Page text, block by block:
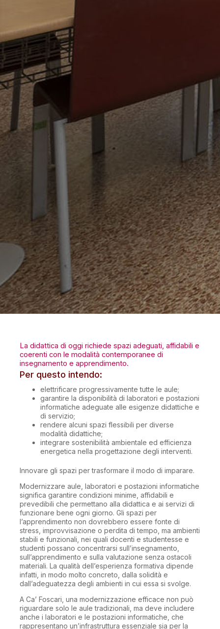
La didattica di oggi richiede spazi adeguati, affidabili e
coerenti con le modalità contemporanee di
insegnamento e apprendimento.
Per questo intendo:
elettrificare progressivamente tutte le aule;
garantire la disponibilità di laboratori e postazioni
informatiche adeguate alle esigenze didattiche e
di servizio;
rendere alcuni spazi flessibili per diverse
modalità didattiche;
integrare sostenibilità ambientale ed efficienza
energetica nella progettazione degli interventi.
Innovare gli spazi per trasformare il modo di imparare.
Modernizzare aule, laboratori e postazioni informatiche
significa garantire condizioni minime, affidabili e
prevedibili che permettano alla didattica e ai servizi di
funzionare bene ogni giorno. Gli spazi per
l’apprendimento non dovrebbero essere fonte di
stress, improvvisazione o perdita di tempo, ma ambienti
stabili e funzionali, nei quali docenti e studentesse e
studenti possano concentrarsi sull’insegnamento,
sull’apprendimento e sulla valutazione senza ostacoli
materiali. La qualità dell’esperienza formativa dipende
infatti, in modo molto concreto, dalla solidità e
dall’adeguatezza degli ambienti in cui essa si svolge.
A Ca’ Foscari, una modernizzazione efficace non può
riguardare solo le aule tradizionali, ma deve includere
anche i laboratori e le postazioni informatiche, che
rappresentano un’infrastruttura essenziale sia per la